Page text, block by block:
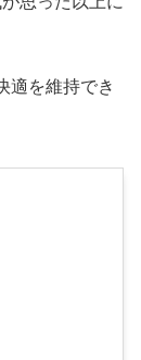
適を維持でき